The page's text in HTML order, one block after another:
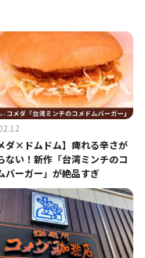
ダ×ドムドム】痺れる辛さが
ない！新作「台湾ミンチのコ
バーガー」が絶品すぎ